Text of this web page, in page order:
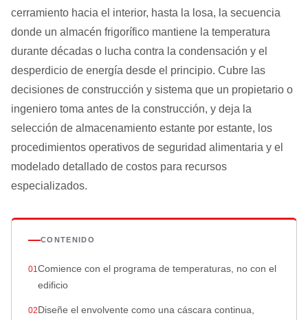
cerramiento hacia el interior, hasta la losa, la secuencia
donde un almacén frigorífico mantiene la temperatura
durante décadas o lucha contra la condensación y el
desperdicio de energía desde el principio. Cubre las
decisiones de construcción y sistema que un propietario o
ingeniero toma antes de la construcción, y deja la
selección de almacenamiento estante por estante, los
procedimientos operativos de seguridad alimentaria y el
modelado detallado de costos para recursos
especializados.
CONTENIDO
Comience con el programa de temperaturas, no con el
edificio
Diseñe el envolvente como una cáscara continua,